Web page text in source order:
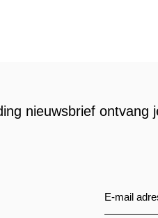
nieuwsbrief